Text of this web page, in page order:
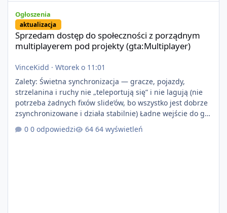
Ogłoszenia
aktualizacja
Sprzedam dostęp do społeczności z porządnym
multiplayerem pod projekty (gta:Multiplayer)
VinceKidd · Wtorek o 11:01
Zalety: Świetna synchronizacja — gracze, pojazdy,
strzelanina i ruchy nie „teleportują się” i nie lagują (nie
potrzeba żadnych fixów slide’ów, bo wszystko jest dobrze
zsynchronizowane i działa stabilnie) Ładne wejście do gry
+ solidny antycheat na poziomie multiplayera Wygodne
pisanie własnych modów i skryptów (wsparcie C# / JS /
0 odpowiedzi 64 wyświetleń